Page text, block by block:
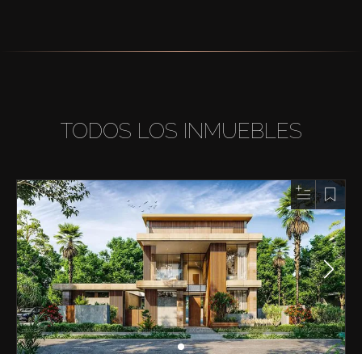
TODOS LOS INMUEBLES